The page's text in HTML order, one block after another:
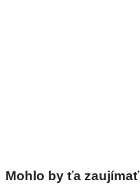
Mohlo by ťa zaujímať